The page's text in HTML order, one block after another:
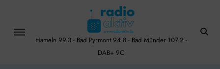
content
Hameln 99.3 - Bad Pyrmont 94.8 - Bad Münder 107.2 -
DAB+ 9C